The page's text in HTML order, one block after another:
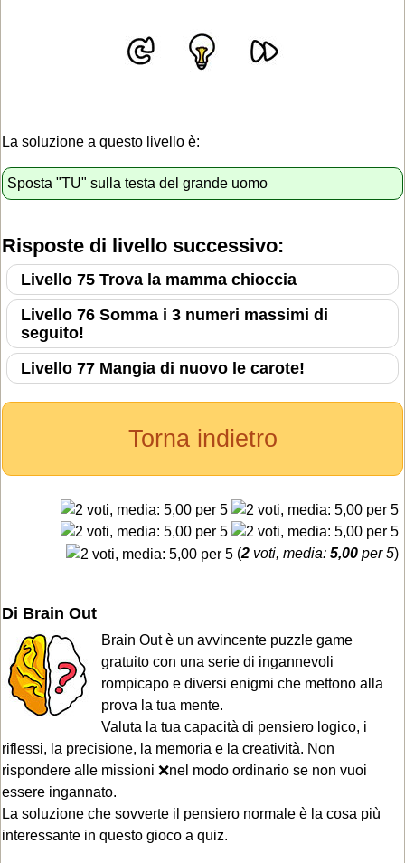
La soluzione a questo livello è:
Sposta "TU" sulla testa del grande uomo
Risposte di livello successivo:
Livello 75 Trova la mamma chioccia
Livello 76 Somma i 3 numeri massimi di
seguito!
Livello 77 Mangia di nuovo le carote!
Torna indietro
(2 voti, media: 5,00 per 5)
Di Brain Out
Brain Out è un avvincente puzzle game
gratuito con una serie di ingannevoli
rompicapo e diversi enigmi che mettono alla
prova la tua mente.
Valuta la tua capacità di pensiero logico, i
riflessi, la precisione, la memoria e la creatività. Non
rispondere alle missioni ❌nel modo ordinario se non vuoi
essere ingannato.
La soluzione che sovverte il pensiero normale è la cosa più
interessante in questo gioco a quiz.